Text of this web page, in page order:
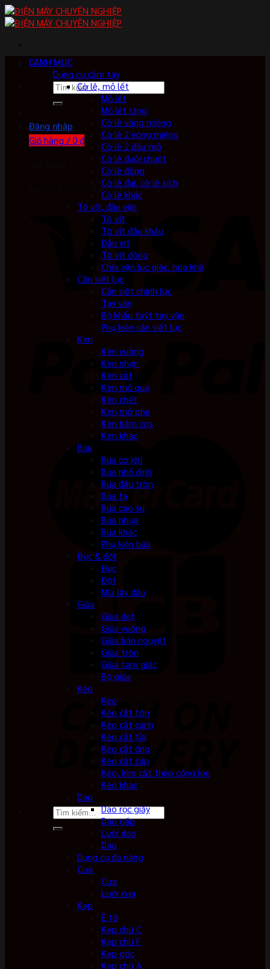
Skip
to
Tìm
kiếm:
Đăng nhập
Giỏ hàng /0 ₫
No products in the cart.
Tìm
DANH MỤC
Dụng cụ cầm tay
Cờ lê, mỏ lết
Mỏ lết
Mỏ lết răng
Cờ lê vòng miệng
Cờ lê 2 vòng miệng
Cờ lê 2 đầu mở
Cờ lê đuôi chuột
Cờ lê đóng
Cờ lê đai, cờ lê xích
Cờ lê khác
Tô vít, đầu vặn
Tô vít
Tô vít đầu khẩu
Đầu vít
Tô vít đóng
Chìa vặn lục giác, hoa khế
Cần siết lực
Cần siết chỉnh lực
Tay vặn
Bộ khẩu tuýt tay vặn
Phụ kiện cần siết lực
Kìm
Kìm vuông
Kìm nhọn
Kìm cắt
Kìm mỏ quạ
Kìm chết
Kìm mở phe
Kìm bấm cos
Kìm khác
Búa
Búa cơ khí
Búa nhổ đinh
Búa đầu tròn
Búa tạ
Búa cao su
Búa nhựa
Búa khác
Phụ kiện búa
Đục & đột
Đục
Đột
Mũi lấy dấu
Giũa
Giũa dẹt
Giũa vuông
Giũa bán nguyệt
Giũa tròn
Giũa tam giác
Bộ giũa
Kéo
Kéo
Kéo cắt tôn
Kéo cắt cành
Kéo cắt tỉa
Kéo cắt ống
Kéo cắt cáp
Kéo, kìm cắt thép cộng lực
Kéo khác
Dao
Dao rọc giấy
Dao gấp
Lưỡi dao
Dao
Dụng cụ đa năng
Cưa
Cưa
Lưỡi cưa
Kẹp
Ê tô
Kẹp chữ C
Kẹp chữ F
Kẹp góc
Kẹp chữ A